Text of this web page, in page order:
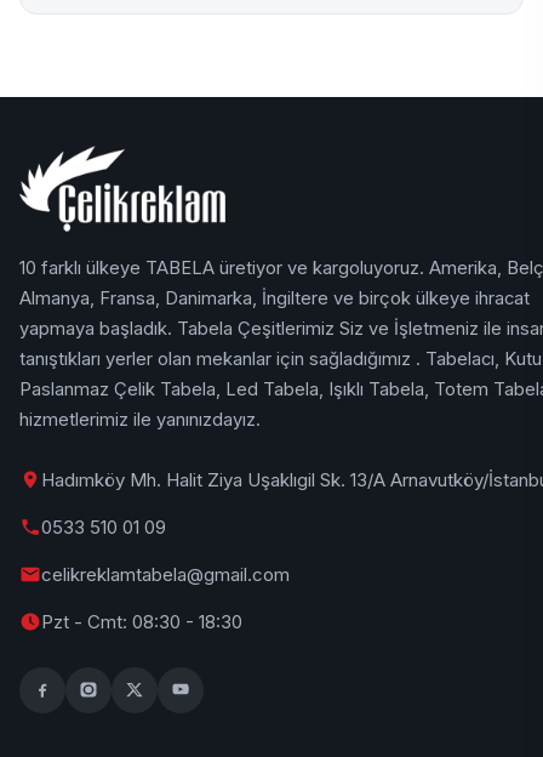
10 farklı ülkeye TABELA üretiyor ve kargoluyoruz. Amerika,
Almanya, Fransa, Danimarka, İngiltere ve birçok ülkeye ihracat
yapmaya başladık. Tabela Çeşitlerimiz Siz ve İşletmeniz ile
tanıştıkları yerler olan mekanlar için sağladığımız . Tabelacı,
Paslanmaz Çelik Tabela, Led Tabela, Işıklı Tabela, Totem
hizmetlerimiz ile yanınızdayız.
Hadımköy Mh. Halit Ziya Uşaklıgil Sk. 13/A Arnavutköy/
0533 510 01 09
celikreklamtabela@gmail.com
Pzt - Cmt: 08:30 - 18:30